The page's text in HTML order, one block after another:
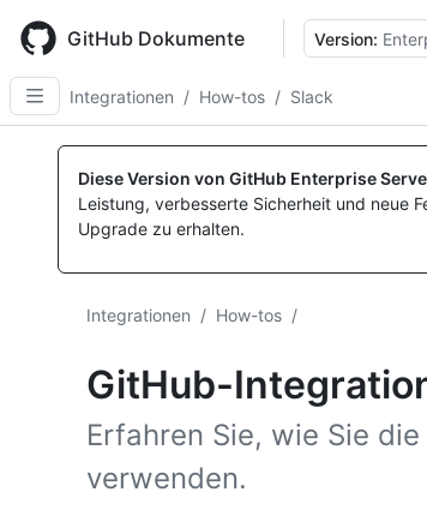
main
content
GitHub Dokumente Version:
Integrationen / How-tos / Slack
Diese Version von GitHub Enterprise
Leistung, verbesserte Sicherheit und neue
Upgrade zu erhalten.
Integrationen / How-tos /
GitHub-
Erfahren Sie, wie Sie
verwenden.